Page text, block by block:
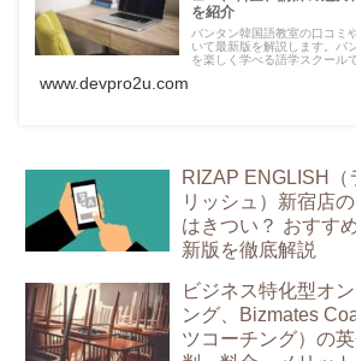
を紹介
バンタン韓国語教室の口コミ
いて最新版を解説します。バ
を楽しく学べる語学スクール
www.devpro2u.com
RIZAP ENGLISH（
リッシュ）新宿店
はきつい？ おすす
新版を徹底解説
ビジネス特化型オ
ング、Bizmates
ツコーチング）の